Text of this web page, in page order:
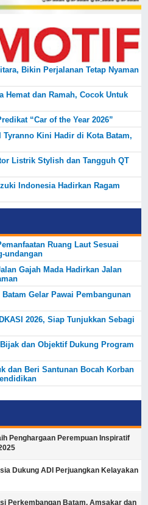
Bikin Perjalanan Tetap Nyaman
dan Ramah, Cocok Untuk
“Car of the Year 2026”
Kini Hadir di Kota Batam,
Listrik Stylish dan Tangguh QT
Indonesia Hadirkan Ragam
Ruang Laut Sesuai
undangan
Gajah Mada Hadirkan Jalan
Gelar Pawai Pembangunan
2026, Siap Tunjukkan Sebagi
dan Objektif Dukung Program
dan Beri Santunan Bocah Korban
Penghargaan Perempuan Inspiratif
Dukung ADI Perjuangkan Kelayakan
Perkembangan Batam, Amsakar dan